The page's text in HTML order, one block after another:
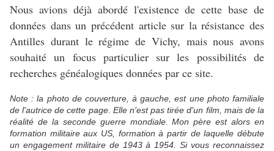
Nous avions déjà abordé l'existence de cette base de
données dans un précédent article sur la résistance des
Antilles durant le régime de Vichy, mais nous avons
souhaité un focus particulier sur les possibilités de
recherches généalogiques données par ce site.
Note : la photo de couverture, à gauche, est une photo familiale
de l'autrice de cette page. Elle n'est pas tirée d'un film, mais de la
réalité de la seconde guerre mondiale. Mon père est alors en
formation militaire aux US, formation à partir de laquelle débute
un engagement militaire de 1943 à 1954. Si vous reconnaissez